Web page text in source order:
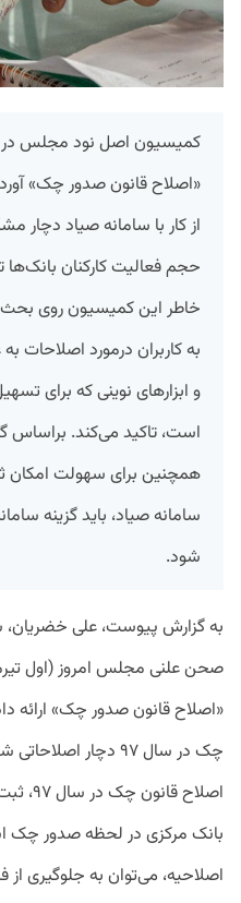
کمیسیون اصل نود مجلس در
«اصلاح قانون صدور چک»
از کار با سامانه صیاد دچار
حجم فعالیت کارکنان
خاطر این کمیسیون روی بحث
به کاربران درمورد
و ابزارهای نوینی که برای
است، تاکید می‌کند.
همچنین برای سهولت امکان
سامانه صیاد، باید گزینه
شود.
به گزارش پیوست، علی
صحن علنی مجلس امروز (اول
«اصلاح قانون صدور چک» ارائه
چک در سال ۹۷ دچار
اصلاح
بانک مرکزی در لحظه صدور چک
اصلاحیه، می‌توان به جلوگیری از